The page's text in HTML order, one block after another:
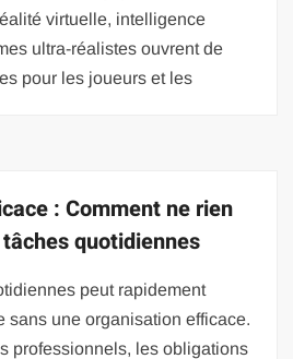
virtuelle, intelligence
ultra-réalistes ouvrent de
pour les joueurs et les
: Comment ne rien
quotidiennes
peut rapidement
sans une organisation efficace.
professionnels, les obligations